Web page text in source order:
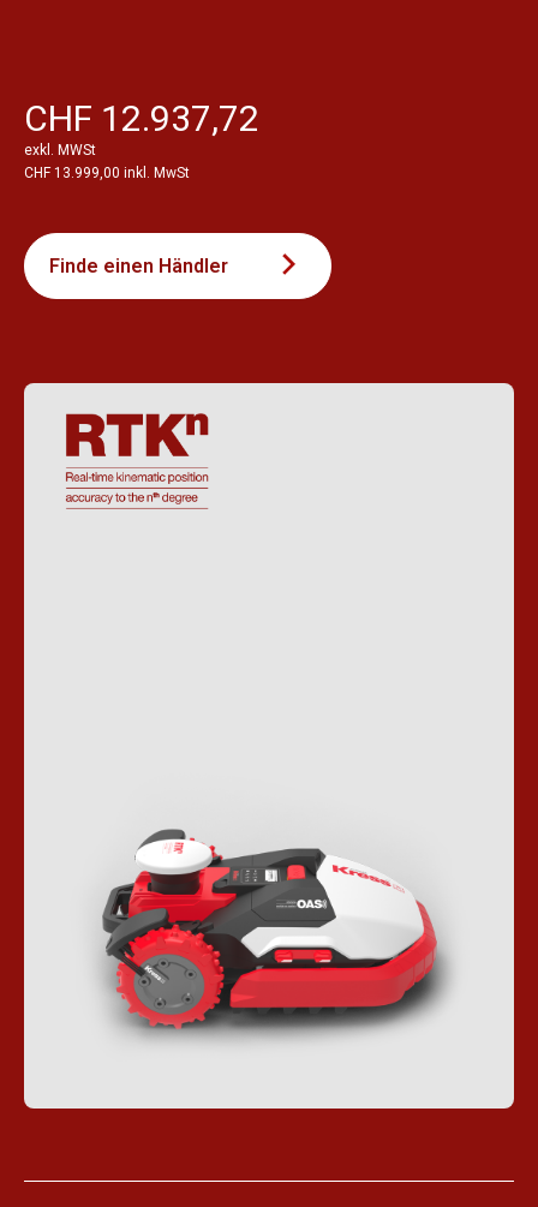
CHF 12.937,72
exkl. MWSt
CHF 13.999,00 inkl. MwSt
Finde einen Händler